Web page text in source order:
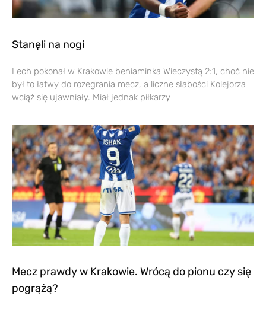
Stanęli na nogi
Lech pokonał w Krakowie beniaminka Wieczystą 2:1, choć nie
był to łatwy do rozegrania mecz, a liczne słabości Kolejorza
wciąż się ujawniały. Miał jednak piłkarzy
Mecz prawdy w Krakowie. Wrócą do pionu czy się
pogrążą?